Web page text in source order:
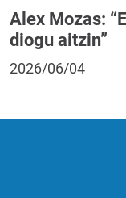
Alex Mozas:
diogu aitzin”
2026/06/04